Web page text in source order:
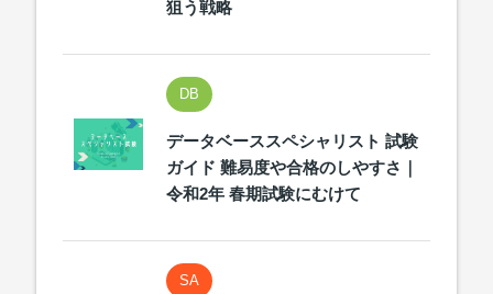
狙う戦略
DB
データベーススペシャリスト 試験
ガイド 難易度や合格のしやすさ｜
令和2年 春期試験にむけて
SA